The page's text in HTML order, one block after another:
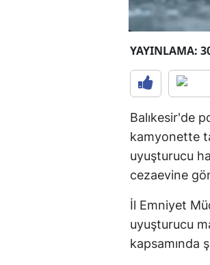
YAYINLAMA:
Balıkesir'de
kamyonette
uyuşturucu
cezaevine
İl Emniyet
uyuşturucu
kapsamında